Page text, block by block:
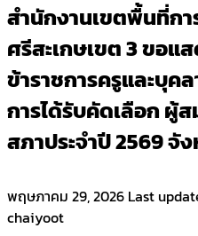
สำนักงานเขตพื้นที่ก
ศรีสะเกษเขต 3 ขอ
ข้าราชการครูและบุค
การได้รับคัดเลือก ผู้
สภาประจำปี 2569 จั
พฤษภาคม 29, 2026 Last
chaiyoot